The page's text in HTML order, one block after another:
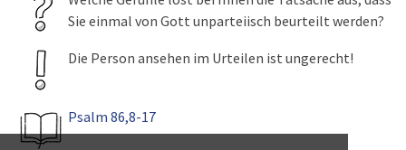
Sie einmal von Gott unparteiisch beurteilt werden?
Die Person ansehen im Urteilen ist ungerecht!
Psalm 86,8-17